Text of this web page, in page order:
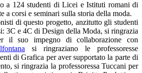
a 124 studenti di Licei e Istituti romani di
a corsi e seminari sulla storia della moda.
di questo progetto, anzitutto gli studenti
3C e 4C di Design della Moda, si ringrazia
il suo impegno di collaborazione con
si ringraziano le professoresse
di Grafica per aver supportato la parte di
si ringrazia la professoressa Tuccani per